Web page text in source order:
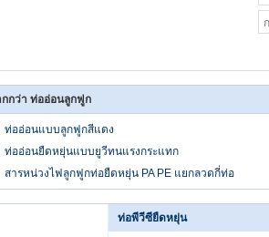
กว่า ท่ออ่อนลูกฟูก
ท่ออ่อนแบบลูกฟูกสีแดง
ท่ออ่อนยืดหยุ่นแบบยูวีทนแรงกระแทก
สารหน่วงไฟลูกฟูกท่อยืดหยุ่น PA PE แยกลวดกี่ท่อ
ท่อพีวีซียืดหยุ่น